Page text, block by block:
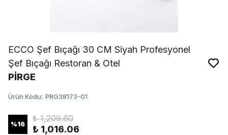
ECCO Şef Bıçağı 30 CM Siyah Profesyonel
Şef Bıçağı Restoran & Otel
PİRGE
Ürün Kodu: PRG38173-01
%16
₺ 1,209.60
₺ 1,016.06